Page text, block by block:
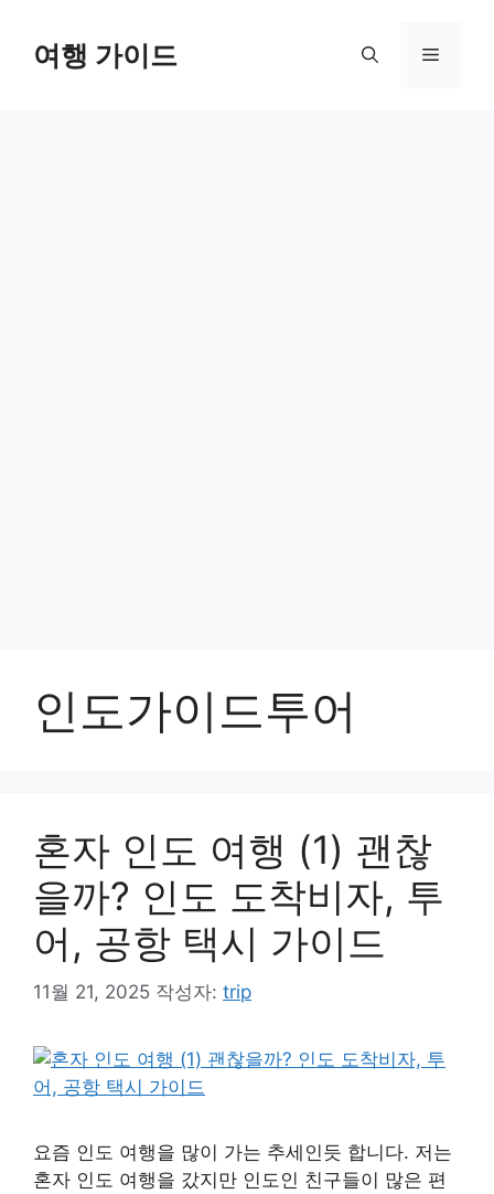
여행 가이드 메
인도가이드투어
혼자 인도 여행 (1) 괜찮
을까? 인도 도착비자, 투
어, 공항 택시 가이드
11월 21, 2025 작성자: trip
요즘 인도 여행을 많이 가는 추세인듯 합니다. 저는
혼자 인도 여행을 갔지만 인도인 친구들이 많은 편